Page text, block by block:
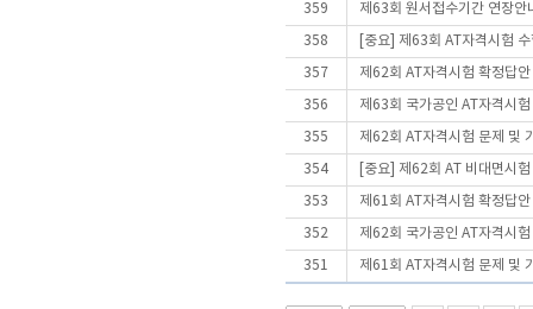
359 제63회 원서접수기간 연장안
358 [중요] 제63회 AT자격시험
357 제62회 AT자격시험 확정답
356 제63회 국가공인 AT자격시
355 제62회 AT자격시험 문제 및
354 [중요] 제62회 AT 비대면시
353 제61회 AT자격시험 확정답
352 제62회 국가공인 AT자격시
351 제61회 AT자격시험 문제 및